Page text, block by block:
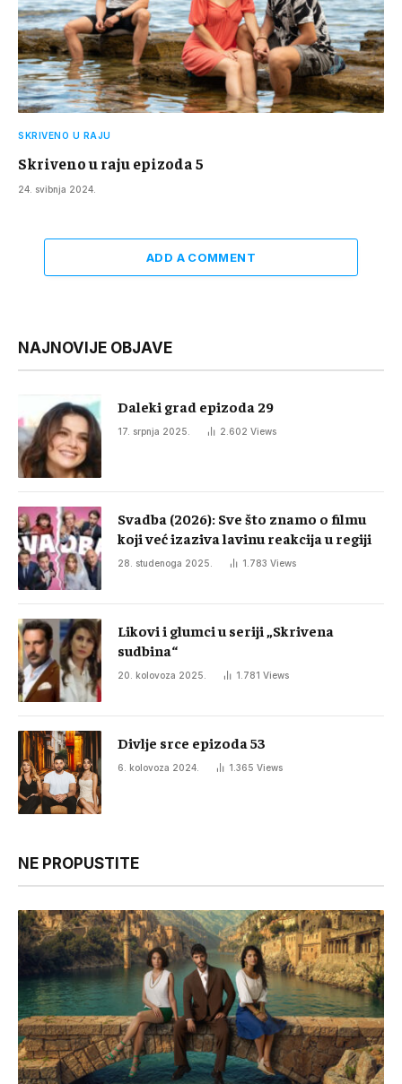
SKRIVENO U RAJU
Skriveno u raju epizoda 5
24. svibnja 2024.
ADD A COMMENT
NAJNOVIJE OBJAVE
Daleki grad epizoda 29
17. srpnja 2025. 2.602 Views
Svadba (2026): Sve što znamo o filmu
koji već izaziva lavinu reakcija u regiji
28. studenoga 2025. 1.783 Views
Likovi i glumci u seriji „Skrivena
sudbina“
20. kolovoza 2025. 1.781 Views
Divlje srce epizoda 53
6. kolovoza 2024. 1.365 Views
NE PROPUSTITE